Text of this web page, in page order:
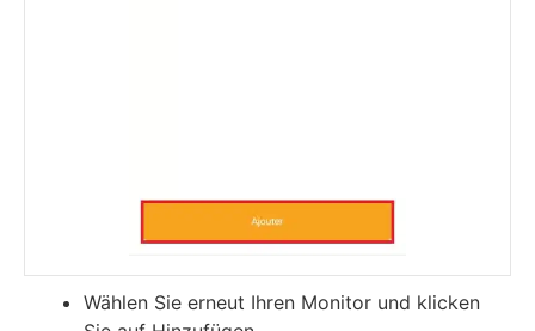
Wählen Sie erneut Ihren Monitor und klicken